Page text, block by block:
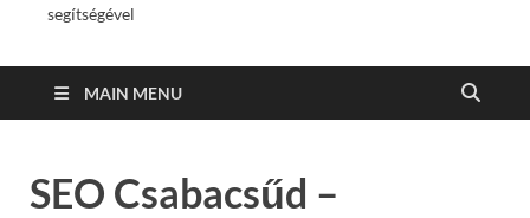
segítségével
MAIN MENU
SEO Csabacsűd –